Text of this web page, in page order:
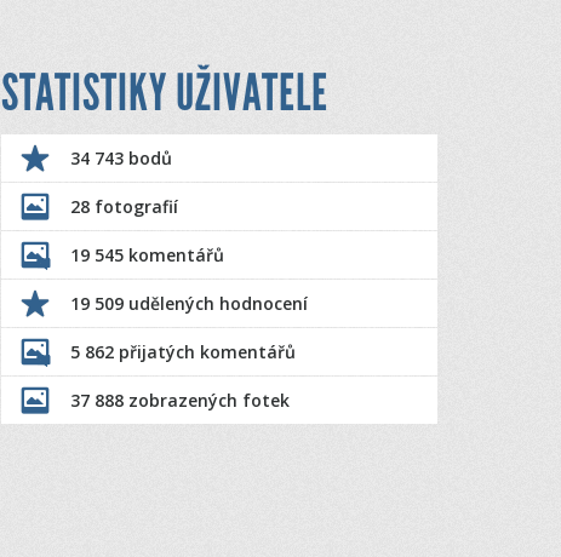
STATISTIKY UŽIVATELE
34 743 bodů
28 fotografií
19 545 komentářů
19 509 udělených hodnocení
5 862 přijatých komentářů
37 888 zobrazených fotek